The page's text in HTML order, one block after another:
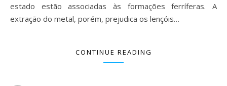
estado estão associadas às formações ferríferas. A
extração do metal, porém, prejudica os lençóis…
CONTINUE READING